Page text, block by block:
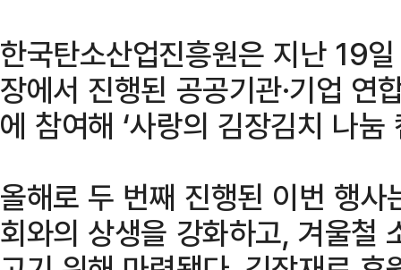
한국탄소산업진흥원은 지난 19
장에서 진행된 공공기관·기업 연
에 참여해 ‘사랑의 김장김치 나눔
올해로 두 번째 진행된 이번 행
회와의 상생을 강화하고, 겨울철